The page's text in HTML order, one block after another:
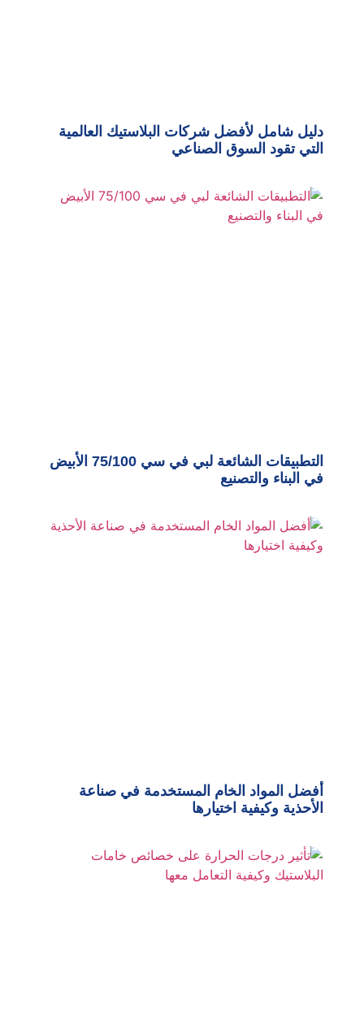
دليل شامل لأفضل شركات البلاستيك العالمية
التي تقود السوق الصناعي
التطبيقات الشائعة لبي في سي 75/100 الأبيض
في البناء والتصنيع
أفضل المواد الخام المستخدمة في صناعة
الأحذية وكيفية اختيارها